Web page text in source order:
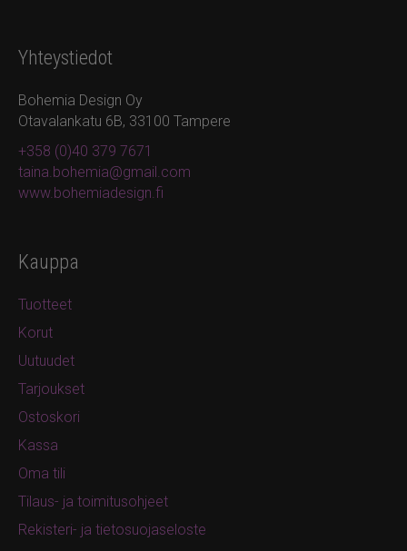
Yhteystiedot
Bohemia Design Oy
Otavalankatu 6B, 33100 Tampere
+358 (0)40 379 7671
taina.bohemia@gmail.com
www.bohemiadesign.fi
Kauppa
Tuotteet
Korut
Uutuudet
Tarjoukset
Ostoskori
Kassa
Oma tili
Tilaus- ja toimitusohjeet
Rekisteri- ja tietosuojaseloste